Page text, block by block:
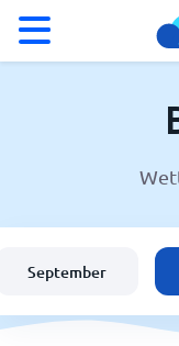
Wetter in Beqaa
Schweiz
September